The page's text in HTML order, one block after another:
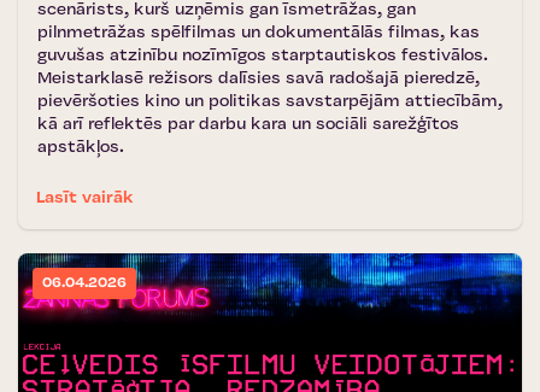
scenārists, kurš uzņēmis gan īsmetrāžas, gan
pilnmetrāžas spēlfilmas un dokumentālās filmas, kas
guvušas atzinību nozīmīgos starptautiskos festivālos.
Meistarklasē režisors dalīsies savā radošajā pieredzē,
pievēršoties kino un politikas savstarpējām attiecībām,
kā arī reflektēs par darbu kara un sociāli sarežģītos
apstākļos.
Lasīt vairāk
06.04.2026